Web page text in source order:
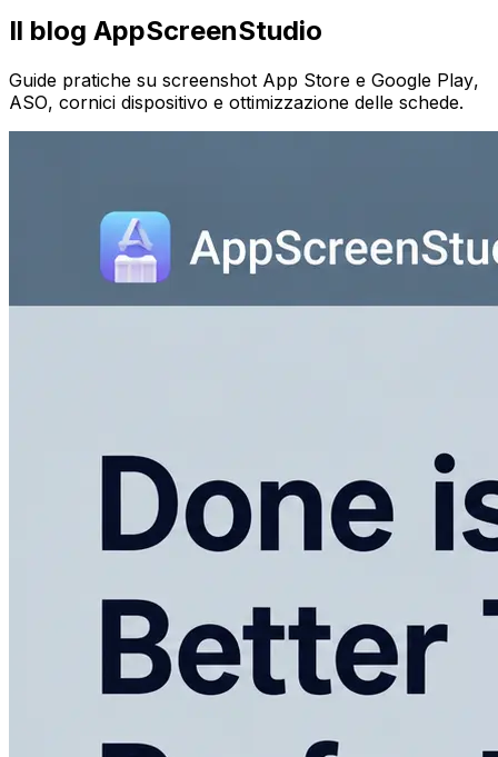
Il blog AppScreenStudio
Guide pratiche su screenshot App Store e Google Play,
ASO, cornici dispositivo e ottimizzazione delle schede.